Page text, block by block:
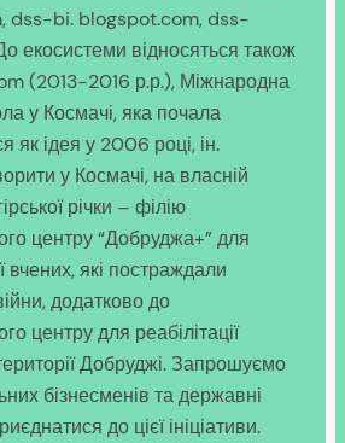
dss-bi. blogspot.com, dss-
екосистеми відносяться також
(2013-2016 р.р.), Міжнародна
у Космачі, яка почала
як ідея у 2006 році, ін.
у Космачі, на власній
річки – філію
центру “Добруджа+” для
вчених, які постраждали
додатково до
центру для реабілітації
Добруджі. Запрошуємо
бізнесменів та державні
до цієї ініціативи.